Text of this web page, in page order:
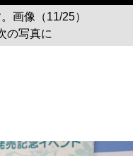
画像（11/25）
の写真に